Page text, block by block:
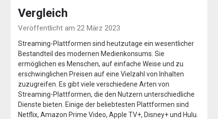
Vergleich
Veröffentlicht am 22 März 2023
Streaming-Plattformen sind heutzutage ein wesentlicher
Bestandteil des modernen Medienkonsums. Sie
ermöglichen es Menschen, auf einfache Weise und zu
erschwinglichen Preisen auf eine Vielzahl von Inhalten
zuzugreifen. Es gibt viele verschiedene Arten von
Streaming-Plattformen, die den Nutzern unterschiedliche
Dienste bieten. Einige der beliebtesten Plattformen sind
Netflix, Amazon Prime Video, Apple TV+, Disney+ und Hulu.